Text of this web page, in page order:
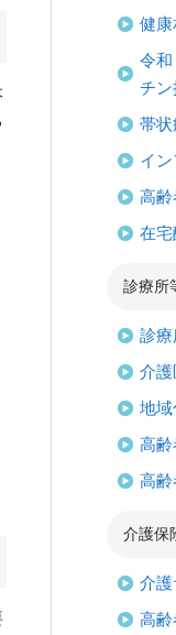
健康
令
チン
帯
イ
高
在
診療所
診療
介護
地域
高齢
高齢
介護保
介護
高